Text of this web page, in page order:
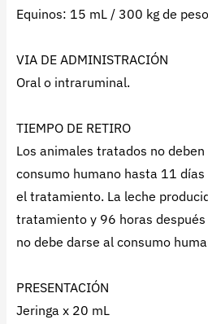
Equinos: 15 mL / 300 kg de
VIA DE ADMINISTRACIÓN
Oral o intraruminal.
TIEMPO DE RETIRO
Los animales tratados no
consumo humano hasta 11
el tratamiento. La leche
tratamiento y 96 horas
no debe darse al consumo
PRESENTACIÓN
Jeringa x 20 mL